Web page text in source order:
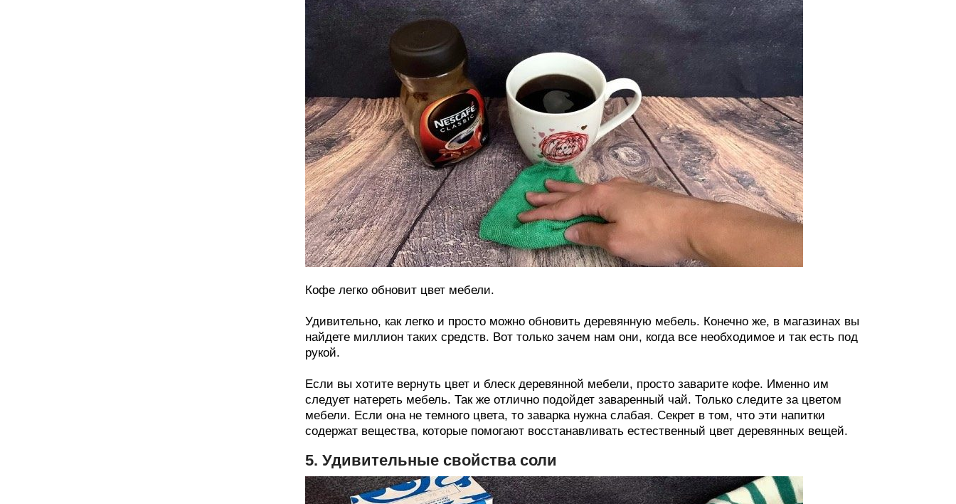
Кофе легко обновит цвет мебели.
Удивительно, как легко и просто можно обновить деревянную мебель. Конечно же, в магазинах вы
найдете миллион таких средств. Вот только зачем нам они, когда все необходимое и так есть под
рукой.
Если вы хотите вернуть цвет и блеск деревянной мебели, просто заварите кофе. Именно им
следует натереть мебель. Так же отлично подойдет заваренный чай. Только следите за цветом
мебели. Если она не темного цвета, то заварка нужна слабая. Секрет в том, что эти напитки
содержат вещества, которые помогают восстанавливать естественный цвет деревянных вещей.
5. Удивительные свойства соли